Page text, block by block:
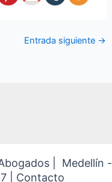
Entrada siguiente →
| Medellín -
| Contacto